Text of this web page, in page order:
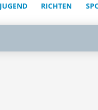
JUGEND RICHTEN